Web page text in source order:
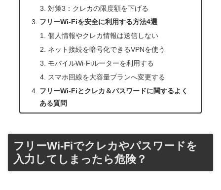
対策3：クレカの限度額を下げる
フリーWi-Fiを安全に利用する方法4選
個人情報やクレカ情報は送信しない
ネット接続を暗号化できるVPNを使う
モバイルWi-Fiルーターを利用する
スマホ回線を大容量プランへ変更する
フリーWi-Fiとクレカ＆パスワードに関するよく
ある質問
フリーWi-Fiでクレカやパスワードを
入力してしまったら危険？